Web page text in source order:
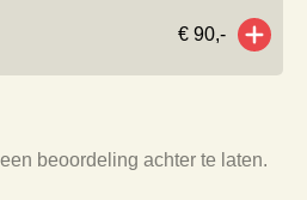
beoordeling achter te laten.
€ 90,-